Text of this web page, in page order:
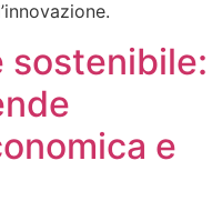
sostenibile:
e